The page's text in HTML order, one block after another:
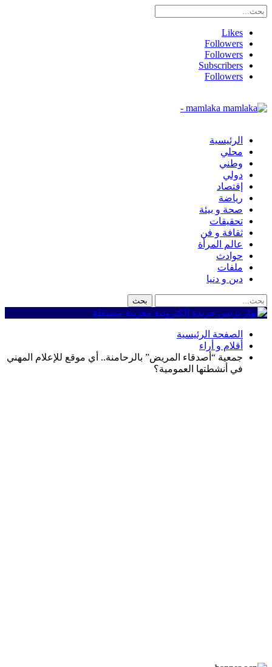
Likes
Followers
Followers
Subscribers
Followers
mamlaka -
الرئيسية
محلي
وطني
دولي
إقتصاد
رياضة
صحة و بيئة
تحقيقات
ثقافة و فن
عالم المرأة
حوادث
ملفات
دين و دنيا
الصفحة الرئيسية
أقلام و أراء
جمعية “أصدقاء المريض” بالرحامنة.. أي موقع للإعلام المهني
في أنشطتها العمومية؟